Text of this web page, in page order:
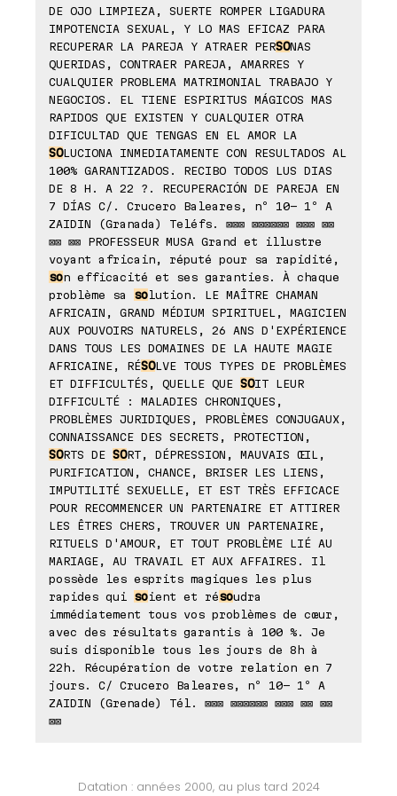
DE OJO LIMPIEZA, SUERTE ROMPER LIGADURA
IMPOTENCIA SEXUAL, Y LO MAS EFICAZ PARA
RECUPERAR LA PAREJA Y ATRAER PERSONAS
QUERIDAS, CONTRAER PAREJA, AMARRES Y
CUALQUIER PROBLEMA MATRIMONIAL TRABAJO Y
NEGOCIOS. EL TIENE ESPIRITUS MÁGICOS MAS
RAPIDOS QUE EXISTEN Y CUALQUIER OTRA
DIFICULTAD QUE TENGAS EN EL AMOR LA
SOLUCIONA INMEDIATAMENTE CON RESULTADOS AL
100% GARANTIZADOS. RECIBO TODOS LUS DIAS
DE 8 H. A 22 ?. RECUPERACIÓN DE PAREJA EN
7 DÍAS C/. Crucero Baleares, nº 10- 1º A
ZAIDIN (Granada) Teléfs. ⊠⊠⊠ ⊠⊠⊠⊠⊠⊠ ⊠⊠⊠ ⊠⊠
⊠⊠ ⊠⊠ PROFESSEUR MUSA Grand et illustre
voyant africain, réputé pour sa rapidité,
son efficacité et ses garanties. À chaque
problème sa solution. LE MAÎTRE CHAMAN
AFRICAIN, GRAND MÉDIUM SPIRITUEL, MAGICIEN
AUX POUVOIRS NATURELS, 26 ANS D'EXPÉRIENCE
DANS TOUS LES DOMAINES DE LA HAUTE MAGIE
AFRICAINE, RÉSOLVE TOUS TYPES DE PROBLÈMES
ET DIFFICULTÉS, QUELLE QUE SOIT LEUR
DIFFICULTÉ : MALADIES CHRONIQUES,
PROBLÈMES JURIDIQUES, PROBLÈMES CONJUGAUX,
CONNAISSANCE DES SECRETS, PROTECTION,
SORTS DE SORT, DÉPRESSION, MAUVAIS ŒIL,
PURIFICATION, CHANCE, BRISER LES LIENS,
IMPUTILITÉ SEXUELLE, ET EST TRÈS EFFICACE
POUR RECOMMENCER UN PARTENAIRE ET ATTIRER
LES ÊTRES CHERS, TROUVER UN PARTENAIRE,
RITUELS D'AMOUR, ET TOUT PROBLÈME LIÉ AU
MARIAGE, AU TRAVAIL ET AUX AFFAIRES. Il
possède les esprits magiques les plus
rapides qui soient et résoudra
immédiatement tous vos problèmes de cœur,
avec des résultats garantis à 100 %. Je
suis disponible tous les jours de 8h à
22h. Récupération de votre relation en 7
jours. C/ Crucero Baleares, nº 10- 1º A
ZAIDIN (Grenade) Tél. ⊠⊠⊠ ⊠⊠⊠⊠⊠⊠ ⊠⊠⊠ ⊠⊠ ⊠⊠
⊠⊠
Datation : années 2000, au plus tard 2024